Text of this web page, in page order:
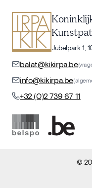
Jubelpark 1,
balat@kikirpa.be
info@kikirpa.be
+32 (0)2 739 67 11
©